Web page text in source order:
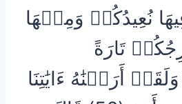
نُعِيدُكُمۡ وَمِنۡهَا
تَارَةً
(55) وَلَقَدۡ أَرَيۡنَٰهُ ءَايَٰتِنَا